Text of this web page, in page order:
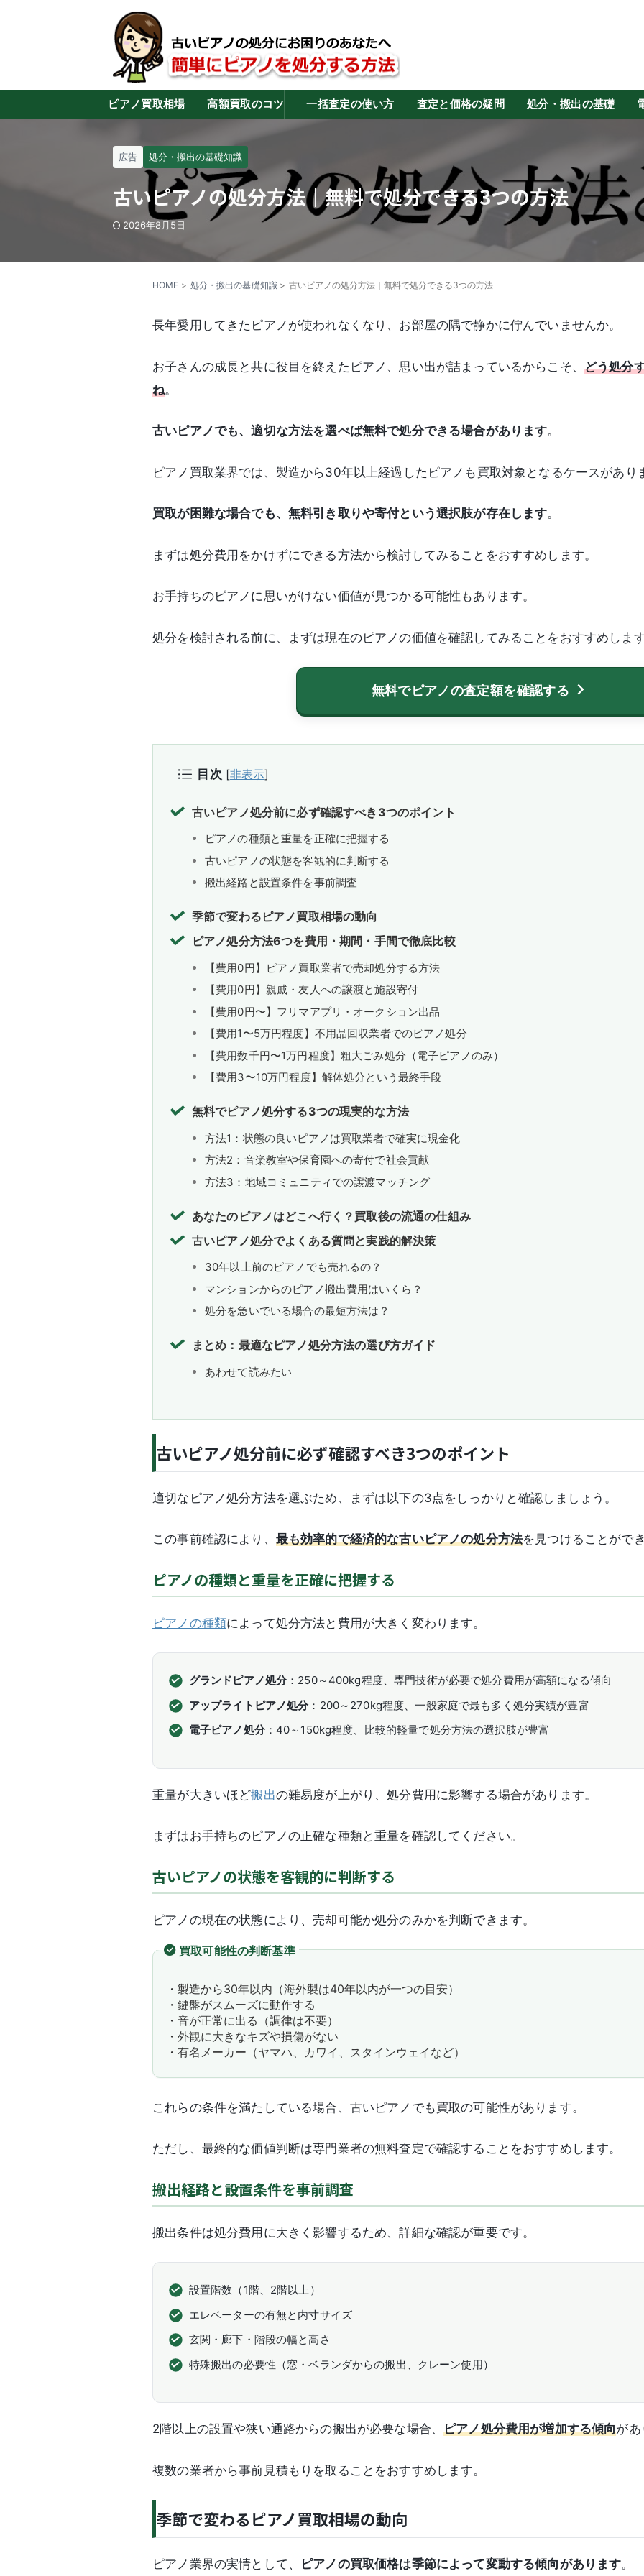
ピアノ買取相場 高額買取のコツ 一括査定の使い方 査定と価格の疑問 処分・搬出の基礎
広告 処分・搬出の基礎知識
古いピアノの処分方法｜無料で処分できる3つの方法
2026年8月5日
HOME > 処分・搬出の基礎知識 > 古いピアノの処分方法｜無料で処分できる3つの方法
長年愛用してきたピアノが使われなくなり、お部屋の隅で静かに佇んでいませんか。
お子さんの成長と共に役目を終えたピアノ、思い出が詰まっているからこそ、 どう処分
ね。
古いピアノでも、適切な方法を選べば無料で処分できる場合があります。
ピアノ買取業界では、製造から30年以上経過したピアノも買取対象となるケースがあり
買取が困難な場合でも、無料引き取りや寄付という選択肢が存在します。
まずは処分費用をかけずにできる方法から検討してみることをおすすめします。
お手持ちのピアノに思いがけない価値が見つかる可能性もあります。
処分を検討される前に、まずは現在のピアノの価値を確認してみることをおすすめしま
無料でピアノの査定額を確認する
目次 [非表示]
古いピアノ処分前に必ず確認すべき3つのポイント
ピアノの種類と重量を正確に把握する
古いピアノの状態を客観的に判断する
搬出経路と設置条件を事前調査
季節で変わるピアノ買取相場の動向
ピアノ処分方法6つを費用・期間・手間で徹底比較
【費用0円】ピアノ買取業者で売却処分する方法
【費用0円】親戚・友人への譲渡と施設寄付
【費用0円〜】フリマアプリ・オークション出品
【費用1〜5万円程度】不用品回収業者でのピアノ処分
【費用数千円〜1万円程度】粗大ごみ処分（電子ピアノのみ）
【費用3〜10万円程度】解体処分という最終手段
無料でピアノ処分する3つの現実的な方法
方法1：状態の良いピアノは買取業者で確実に現金化
方法2：音楽教室や保育園への寄付で社会貢献
方法3：地域コミュニティでの譲渡マッチング
あなたのピアノはどこへ行く？買取後の流通の仕組み
古いピアノ処分でよくある質問と実践的解決策
30年以上前のピアノでも売れるの？
マンションからのピアノ搬出費用はいくら？
処分を急いでいる場合の最短方法は？
まとめ：最適なピアノ処分方法の選び方ガイド
あわせて読みたい
古いピアノ処分前に必ず確認すべき3つのポイント
適切なピアノ処分方法を選ぶため、まずは以下の3点をしっかりと確認しましょう。
この事前確認により、 最も効率的で経済的な古いピアノの処分方法を見つけることがで
ピアノの種類と重量を正確に把握する
ピアノの種類によって処分方法と費用が大きく変わります。
グランドピアノ処分：250～400kg程度、専門技術が必要で処分費用が高額になる傾向
アップライトピアノ処分：200～270kg程度、一般家庭で最も多く処分実績が豊富
電子ピアノ処分：40～150kg程度、比較的軽量で処分方法の選択肢が豊富
重量が大きいほど搬出の難易度が上がり、処分費用に影響する場合があります。
まずはお手持ちのピアノの正確な種類と重量を確認してください。
古いピアノの状態を客観的に判断する
ピアノの現在の状態により、売却可能か処分のみかを判断できます。
買取可能性の判断基準
・製造から30年以内（海外製は40年以内が一つの目安）
・鍵盤がスムーズに動作する
・音が正常に出る（調律は不要）
・外観に大きなキズや損傷がない
・有名メーカー（ヤマハ、カワイ、スタインウェイなど）
これらの条件を満たしている場合、古いピアノでも買取の可能性があります。
ただし、最終的な価値判断は専門業者の無料査定で確認することをおすすめします。
搬出経路と設置条件を事前調査
搬出条件は処分費用に大きく影響するため、詳細な確認が重要です。
設置階数（1階、2階以上）
エレベーターの有無と内寸サイズ
玄関・廊下・階段の幅と高さ
特殊搬出の必要性（窓・ベランダからの搬出、クレーン使用）
2階以上の設置や狭い通路からの搬出が必要な場合、ピアノ処分費用が増加する傾向が
複数の業者から事前見積もりを取ることをおすすめします。
季節で変わるピアノ買取相場の動向
ピアノ業界の実情として、 ピアノの買取価格は季節によって変動する傾向があります。